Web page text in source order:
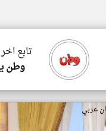
تابع
وطن
عربي